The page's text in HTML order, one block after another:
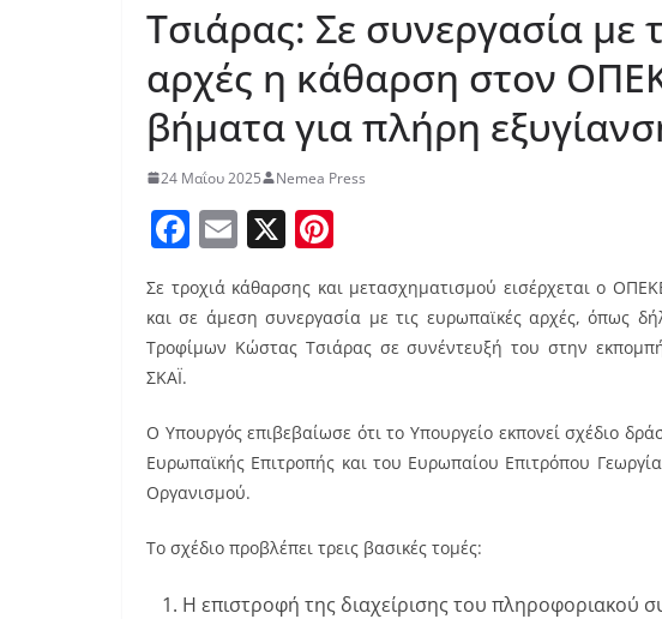
Τσιάρας: Σε συνεργασία με
αρχές η κάθαρση στον
βήματα για πλήρη
24 Μαΐου 2025 Nemea Press
F
c
e
o
o
k
E
m
ai
l
X
er
e
Σε τροχιά κάθαρσης και μετασχηματισμού εισέρχεται ο
και σε άμεση συνεργασία με τις ευρωπαϊκές αρχές, όπως
Τροφίμων Κώστας Τσιάρας σε συνέντευξή του στην
ΣΚΑΪ.
Ο Υπουργός επιβεβαίωσε ότι το Υπουργείο εκπονεί σχέδιο
Ευρωπαϊκής Επιτροπής και του Ευρωπαίου Επιτρόπου
Οργανισμού.
Το σχέδιο προβλέπει τρεις βασικές τομές:
Η επιστροφή της διαχείρισης του